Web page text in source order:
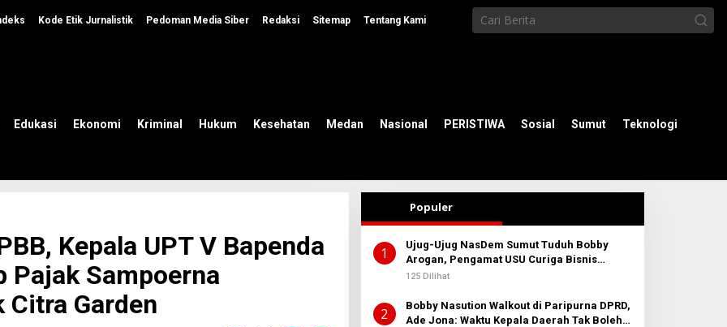
Kode Etik Jurnalistik Pedoman Media Siber Redaksi Sitemap Tentang Kami
Edukasi Ekonomi Kriminal Hukum Kesehatan Medan Nasional PERISTIWA Sosial Sumut Teknologi
Kepala UPT V Bapenda
Pajak Sampoerna
Garden
Populer
1
Ujug-Ujug NasDem Sumut Tuduh Bobby
Arogan, Pengamat USU Curiga Bisnis
Reklame
125 Dilihat
2
Bobby Nasution Walkout di Paripurna DPRD,
Ade Jona: Waktu Kepala Daerah Tak Boleh